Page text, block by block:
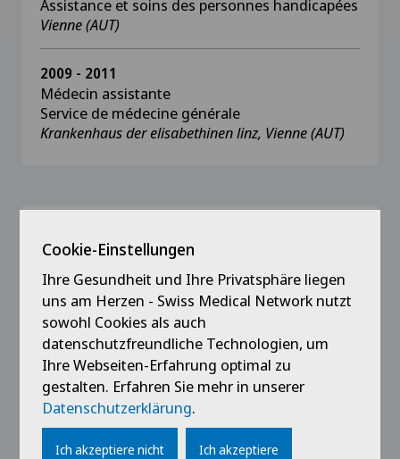
Assistance et soins des personnes handicapées
Vienne (AUT)
2009 - 2011
Médecin assistante
Service de médecine générale
Krankenhaus der elisabethinen linz, Vienne (AUT)
Diplôme FMH de senologie (en cours)
Hôpital universitaire de Zürich (CH)
seit 2024
DIU Reconstruction mammaire - Chirurgie
oncoplastique et de recours en sénologie
carcinologique (en cours)
Cookie-Einstellungen
Ihre Gesundheit und Ihre Privatsphäre liegen
uns am Herzen - Swiss Medical Network nutzt
sowohl Cookies als auch
datenschutzfreundliche Technologien, um
Ihre Webseiten-Erfahrung optimal zu
gestalten. Erfahren Sie mehr in unserer
Datenschutzerklärung.
Ich akzeptiere nicht Ich akzeptiere